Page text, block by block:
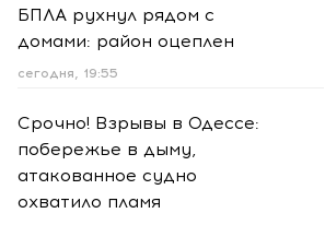
БПЛА рухнул рядом с
домами: район оцеплен
сегодня, 19:55
Срочно! Взрывы в Одессе:
побережье в дыму,
атакованное судно
охватило пламя